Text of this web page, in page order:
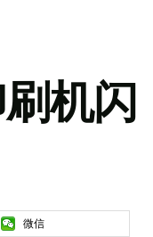
机闪
微信